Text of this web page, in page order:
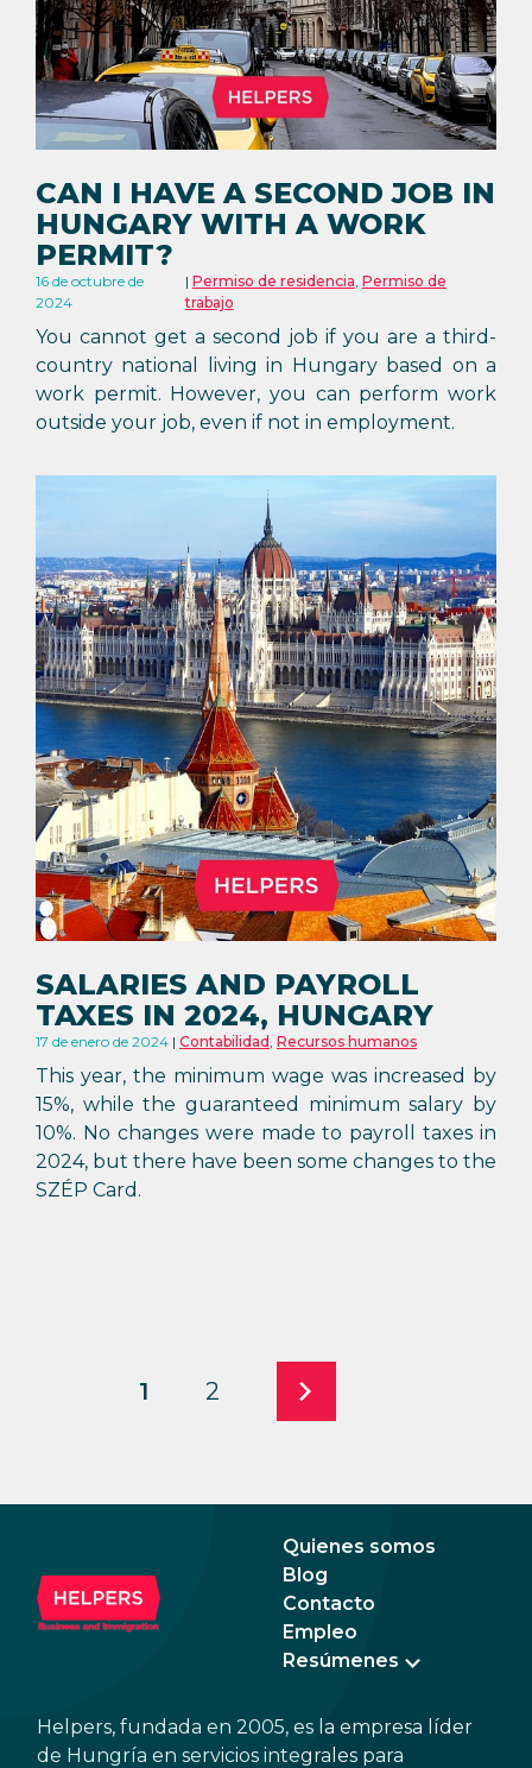
CAN I HAVE A SECOND JOB IN
HUNGARY WITH A WORK
PERMIT?
16 de octubre de
2024
Permiso de residencia, Permiso de
trabajo
You cannot get a second job if you are a third-
country national living in Hungary based on a
work permit. However, you can perform work
outside your job, even if not in employment.
SALARIES AND PAYROLL
TAXES IN 2024, HUNGARY
17 de enero de 2024 Contabilidad, Recursos humanos
This year, the minimum wage was increased by
15%, while the guaranteed minimum salary by
10%. No changes were made to payroll taxes in
2024, but there have been some changes to the
SZÉP Card.
1 2
Quienes somos
Blog
Contacto
Empleo
Resúmenes
Helpers, fundada en 2005, es la empresa líder
de Hungría en servicios integrales para